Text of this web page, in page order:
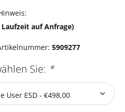
Laufzeit auf Anfrage)
5909277
Sie: *